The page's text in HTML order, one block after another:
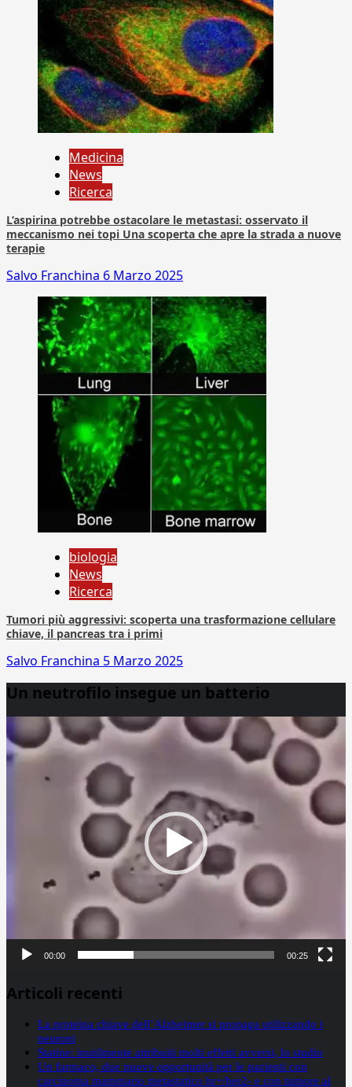
Medicina
News
Ricerca
L’aspirina potrebbe ostacolare le metastasi: osservato il
meccanismo nei topi Una scoperta che apre la strada a nuove
terapie
Salvo Franchina 6 Marzo 2025
biologia
News
Ricerca
Tumori più aggressivi: scoperta una trasformazione cellulare
chiave, il pancreas tra i primi
Salvo Franchina 5 Marzo 2025
Un neutrofilo insegue un batterio
Player
00:00 00:25
Articoli recenti
La proteina chiave dell’Alzheimer si propaga utilizzando i
neuroni
Statine: inutilmente attribuiti molti effetti avversi, lo studio
Un farmaco, due nuove opportunità per le pazienti con
carcinoma mammario metastatico hr+/her2- e con tumore al